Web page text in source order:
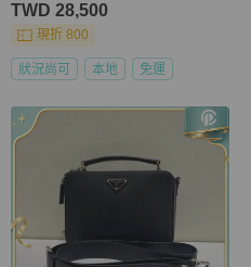
TWD 28,500
現折 800
狀況尚可 本地 免運